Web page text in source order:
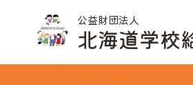
公益財団法人
北海道学校